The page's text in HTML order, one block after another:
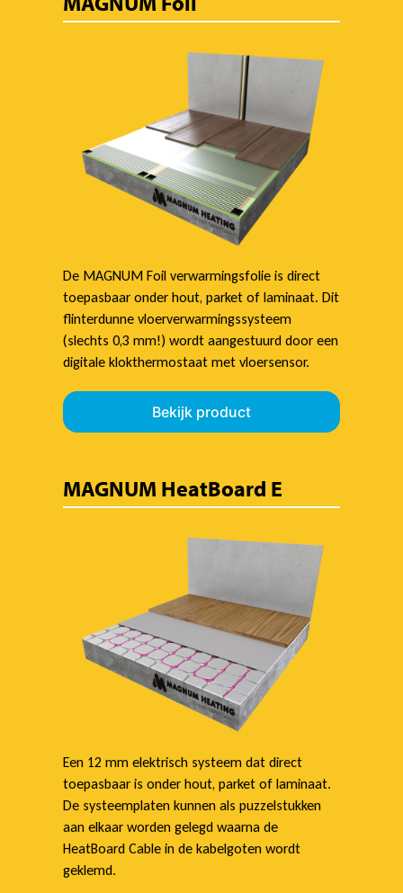
De MAGNUM Foil verwarmingsfolie is direct
toepasbaar onder hout, parket of laminaat. Dit
flinterdunne vloerverwarmingssysteem
(slechts 0,3 mm!) wordt aangestuurd door een
digitale klokthermostaat met vloersensor.
Bekijk product
MAGNUM HeatBoard E
Een 12 mm elektrisch systeem dat direct
toepasbaar is onder hout, parket of laminaat.
De systeemplaten kunnen als puzzelstukken
aan elkaar worden gelegd waarna de
HeatBoard Cable in de kabelgoten wordt
geklemd.